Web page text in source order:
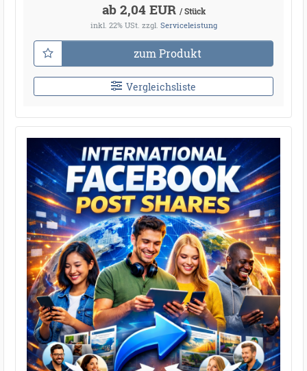
ab 2,04 EUR / Stück
inkl. 22% USt. zzgl. Serviceleistung
zum Produkt
Vergleichsliste